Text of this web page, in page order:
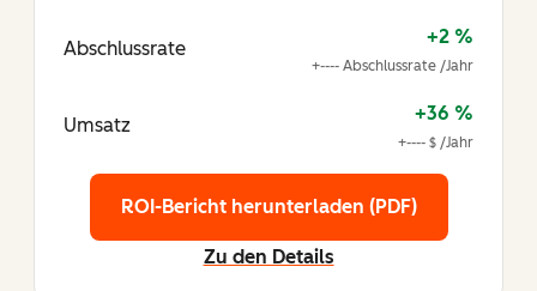
Abschlussrate
+2 %
+---- Abschlussrate /Jahr
Umsatz
+36 %
+---- $ /Jahr
Zu den Details
ROI-Bericht herunterladen (PDF)